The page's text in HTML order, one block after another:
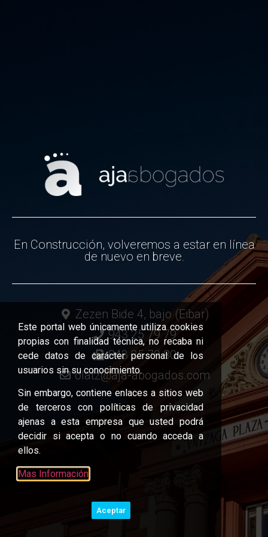
En Construcción, volveremos a estar en línea
de nuevo en breve.
Zezen Bide 4, bajo (Eibar)
943 25 79 79
943 25 79 80
olatz@aja-abogados.com
Este portal web únicamente utiliza cookies
propias con finalidad técnica, no recaba ni
cede datos de carácter personal de los
usuarios sin su conocimiento.
Sin embargo, contiene enlaces a sitios web
de terceros con políticas de privacidad
ajenas a esta empresa que usted podrá
decidir si acepta o no cuando acceda a
ellos.
Mas Información
Aceptar